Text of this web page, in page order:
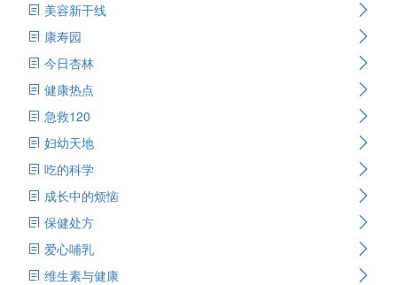
美容新干线
康寿园
今日杏林
健康热点
急救120
妇幼天地
吃的科学
成长中的烦恼
保健处方
爱心哺乳
维生素与健康